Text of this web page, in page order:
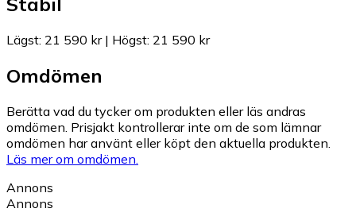
Lägst: 21 590 kr| Högst: 21 590 kr
Omdömen
Berätta vad du tycker om produkten eller läs andras
omdömen. Prisjakt kontrollerar inte om de som lämnar
omdömen har använt eller köpt den aktuella produkten.
Läs mer om omdömen.
Annons
Annons